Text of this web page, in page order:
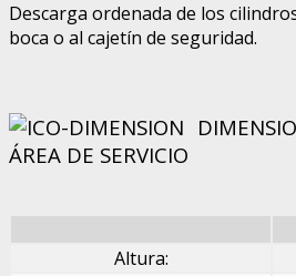
Descarga ordenada de los
boca o al cajetín de seguridad.
ÁREA DE SERVICIO
Altura: